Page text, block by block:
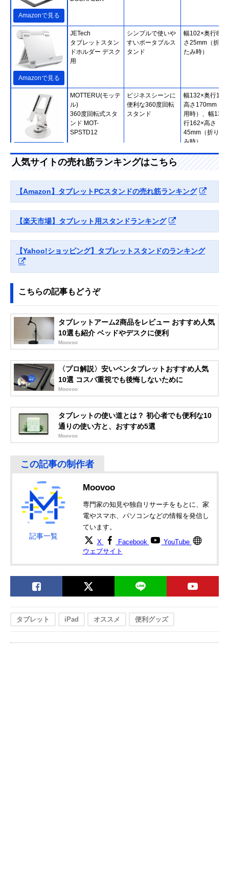
Amazonで見る
Amazonで見る
JETech
タブレットスタン
ドホルダー デスク
用
シンプルで使いや
すいポータブルス
タンド
幅102×奥行86×
さ25mm（折り
たみ時）
MOTTERU(モッテ
ル)
360度回転式スタ
ンド MOT-
SPSTD12
ビジネスシーンに
便利な360度回転
スタンド
幅132×奥行
高さ170mm（使
用時）、幅
行162×高さ
45mm（折りた
み時）
Amazonで見る
サンワサプライ
ミスタンド PDA-
STN35S
視聴とタイピング
Amazonで見る
トスタンド
スタンド
3.5mm（折りた
み時）
Amazonで見る
ド EEX-TABS08
2nd Gen
ら選べる
Amazonで見る
エレコム
ットスタンド
TBWDSZARMBE
DBK
寝ながらタブレッ
ポールマウントス
タンド タブレット
BMA-100TB
スタンド
(ELECOM)
タブレット用スタ
置スタンド TB-
人気サイトの売れ筋ランキングはこちら
【Amazon】タブレットPCスタンドの売れ筋ランキング
【楽天市場】タブレット用スタンドランキング
【Yahoo!ショッピング】タブレットスタンドのランキング
こちらの記事もどうぞ
タブレットアーム2商品をレビュー おすすめ人気
10選も紹介 ベッドやデスクに便利
Moovoo
〈プロ解説〉安いペンタブレットおすすめ人気
10選 コスパ重視でも後悔しないために
Moovoo
タブレットの使い道とは？ 初心者でも便利な10
通りの使い方と、おすすめ5選
Moovoo
記事一覧
Moovoo
専門家の知見や独自リサーチをもとに、家
電やスマホ、パソコンなどの情報を発信し
ています。
X Facebook
YouTube
ウェブサイト
タブレット iPad オススメ 便利グッズ